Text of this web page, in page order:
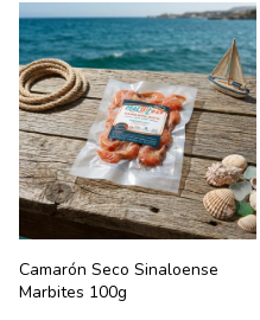
Camarón Seco Sinaloense
Marbites 100g